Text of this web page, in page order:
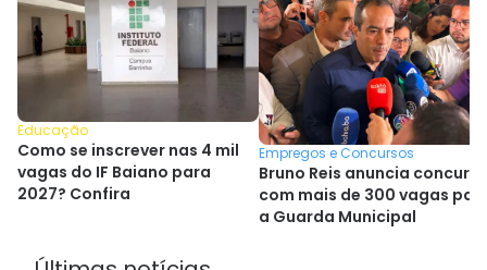
Educação
Como se inscrever nas 4 mil
vagas do IF Baiano para
2027? Confira
Empregos e Concursos
Bruno Reis anuncia
com mais de 300 vagas
a Guarda Municipal